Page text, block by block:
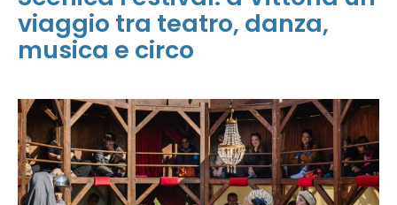
viaggio tra teatro, danza,
musica e circo